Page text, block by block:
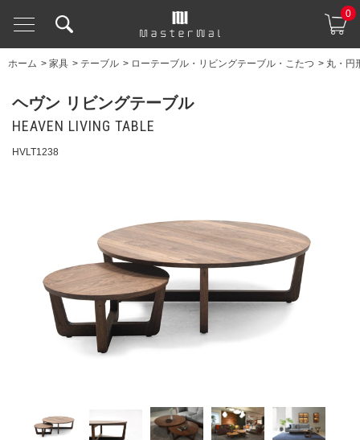
0
ホーム > 家具 > テーブル > ローテーブル・リビングテーブル・こたつ > 丸・円
ヘヴン リビングテーブル
HEAVEN LIVING TABLE
HVLT1238